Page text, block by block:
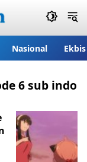
Nasional Ekbis
6 sub indo